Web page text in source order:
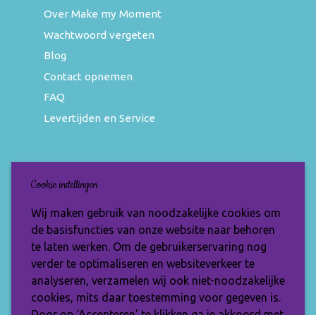
Over Make my Moment
Wachtwoord vergeten
Blog
Contact opnemen
FAQ
Levertijden en Service
Nieuwsbrief
Wil jij op de hoogte blijven van de nieuwste
items en speciale aanbiedingen? Vul je e-
mailadres dan in en ontvang de Make My
Moment nieuwsbrief.
Cookie instellingen
Wij maken gebruik van noodzakelijke cookies om
de basisfuncties van onze website naar behoren
te laten werken. Om de gebruikerservaring nog
verder te optimaliseren en websiteverkeer te
analyseren, verzamelen wij ook niet-noodzakelijke
cookies, mits daar toestemming voor gegeven is.